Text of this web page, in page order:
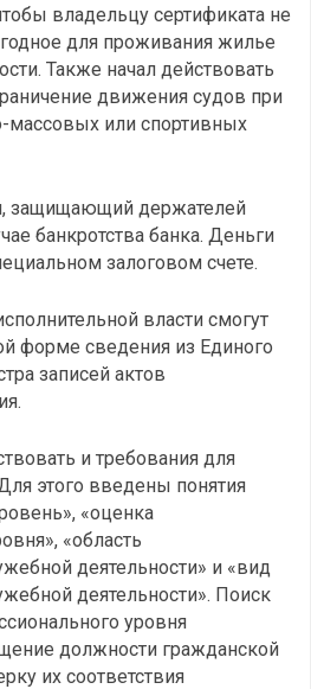
владельцу сертификата не
для проживания жилье
Также начал действовать
движения судов при
массовых или спортивных
защищающий держателей
банкротства банка. Деньги
залоговом счете.
власти смогут
форме сведения из Единого
записей актов
и требования для
этого введены понятия
«оценка
«область
деятельности» и «вид
деятельности». Поиск
уровня
должности гражданской
их соответствия